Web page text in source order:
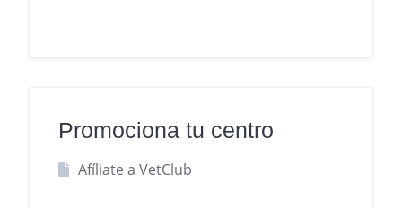
Promociona tu centro
Afíliate a VetClub